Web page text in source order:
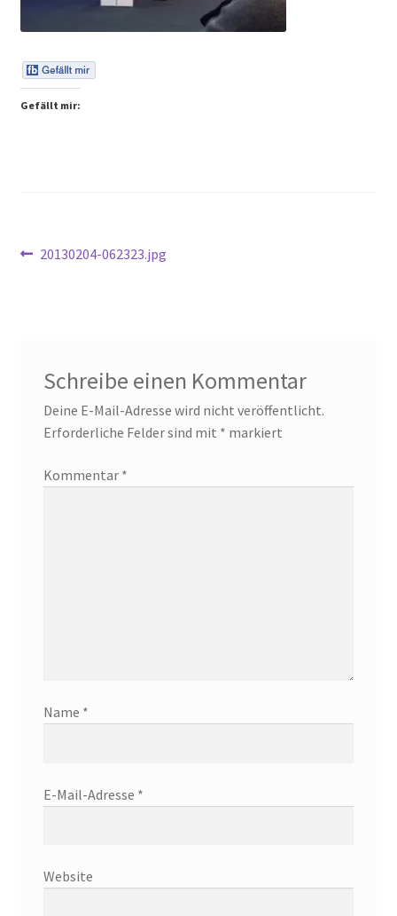
Talks & Tratsch
Gefällt mir:
Beitragsnavigation
Vorheriger
20130204-062323.jpg
Schreibe einen Kommentar
Deine E-Mail-Adresse wird nicht veröffentlicht.
Erforderliche Felder sind mit * markiert
Kommentar *
Name *
E-Mail-Adresse *
Website